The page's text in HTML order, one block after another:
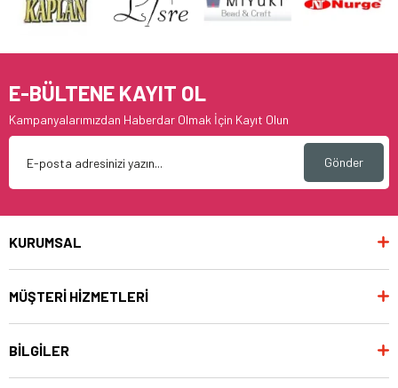
E-BÜLTENE KAYIT OL
Kampanyalarımızdan Haberdar Olmak İçin Kayıt Olun
Gönder
KURUMSAL
MÜŞTERİ HİZMETLERİ
BİLGİLER